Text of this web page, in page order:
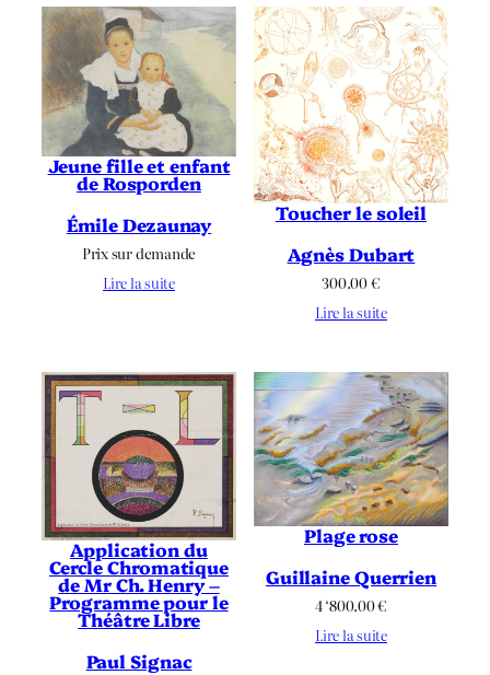
Jeune fille et enfant
de Rosporden
Émile Dezaunay
Prix sur demande
Lire la suite
Toucher le soleil
Agnès Dubart
300.00€
Lire la suite
Application du
Cercle Chromatique
de Mr Ch. Henry –
Programme pour le
Théâtre Libre
Paul Signac
Plage rose
Guillaine Querrien
4 ‘800.00€
Lire la suite